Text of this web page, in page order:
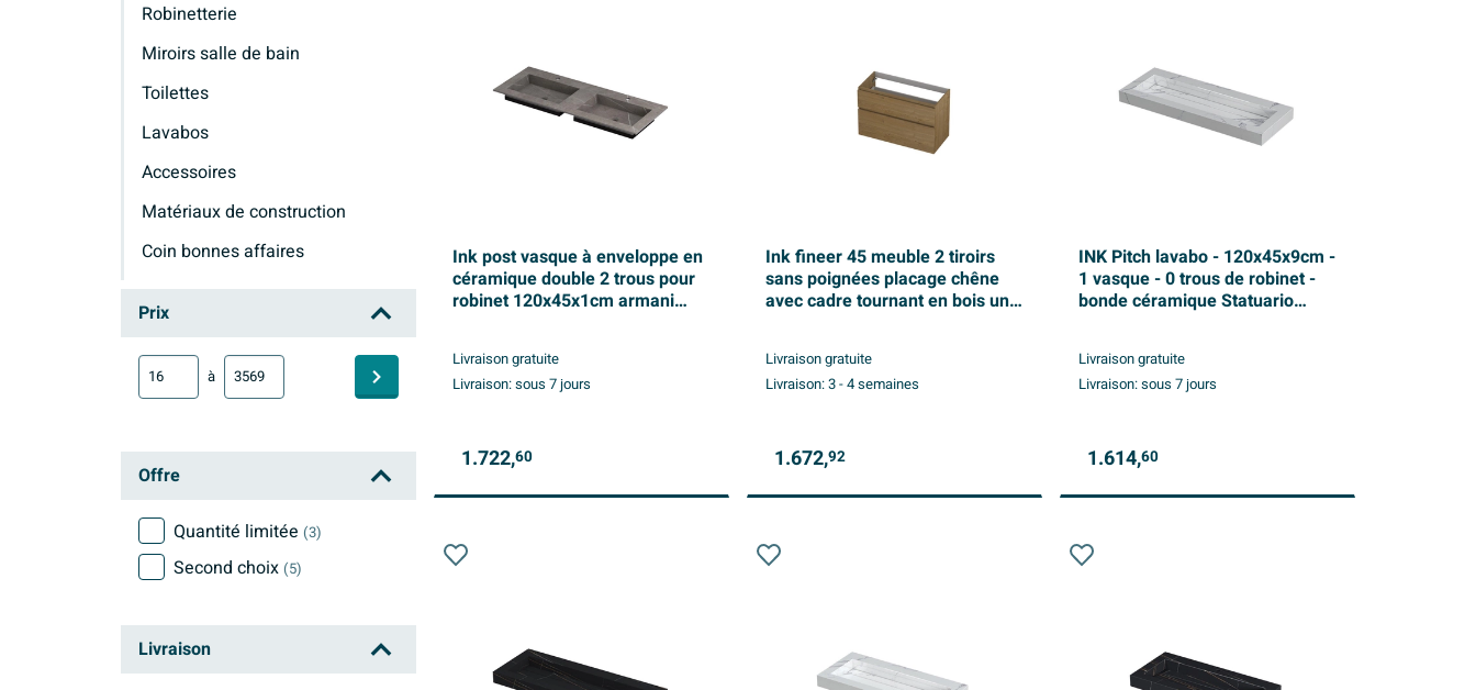
Robinetterie
Miroirs salle de bain
Toilettes
Lavabos
Accessoires
Matériaux de construction
Coin bonnes affaires
Ink
Prix
à
Offre
Quantité limitée (3)
Second choix (5)
Livraison
Ink post vasque à enveloppe en
céramique double 2 trous pour
robinet 120x45x1cm armani
Livraison gratuite
Livraison:sous 7 jours
1.722,60
Ink fineer 45 meuble 2 tiroirs
sans poignées placage chêne
avec cadre tournant en bois une
Livraison gratuite
Livraison:3 - 4 semaines
1.672,92
INK Pitch lavabo - 120x45x9cm -
1 vasque - 0 trous de robinet -
bonde céramique Statuario
Livraison gratuite
Livraison:sous 7 jours
1.614,60